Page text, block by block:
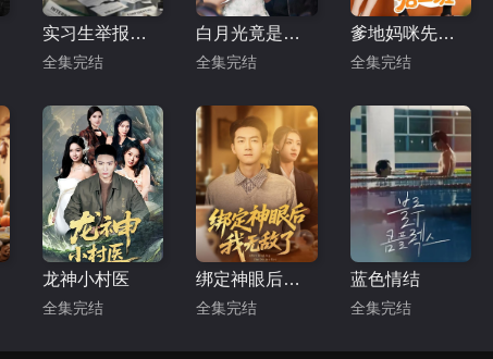
实习生举报公司，我强势破局
全集完结
白月光竟是枕边妻
全集完结
爹地妈咪先恋爱后上班
全集完结
龙神小村医
全集完结
绑定神眼后我无敌了
全集完结
蓝色情结
全集完结